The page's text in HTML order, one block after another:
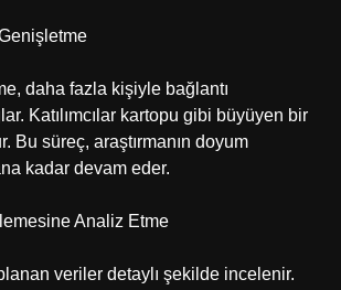
Genişletme
daha fazla kişiyle bağlantı
Katılımcılar kartopu gibi büyüyen bir
Bu süreç, araştırmanın doyum
kadar devam eder.
Analiz Etme
veriler detaylı şekilde incelenir.